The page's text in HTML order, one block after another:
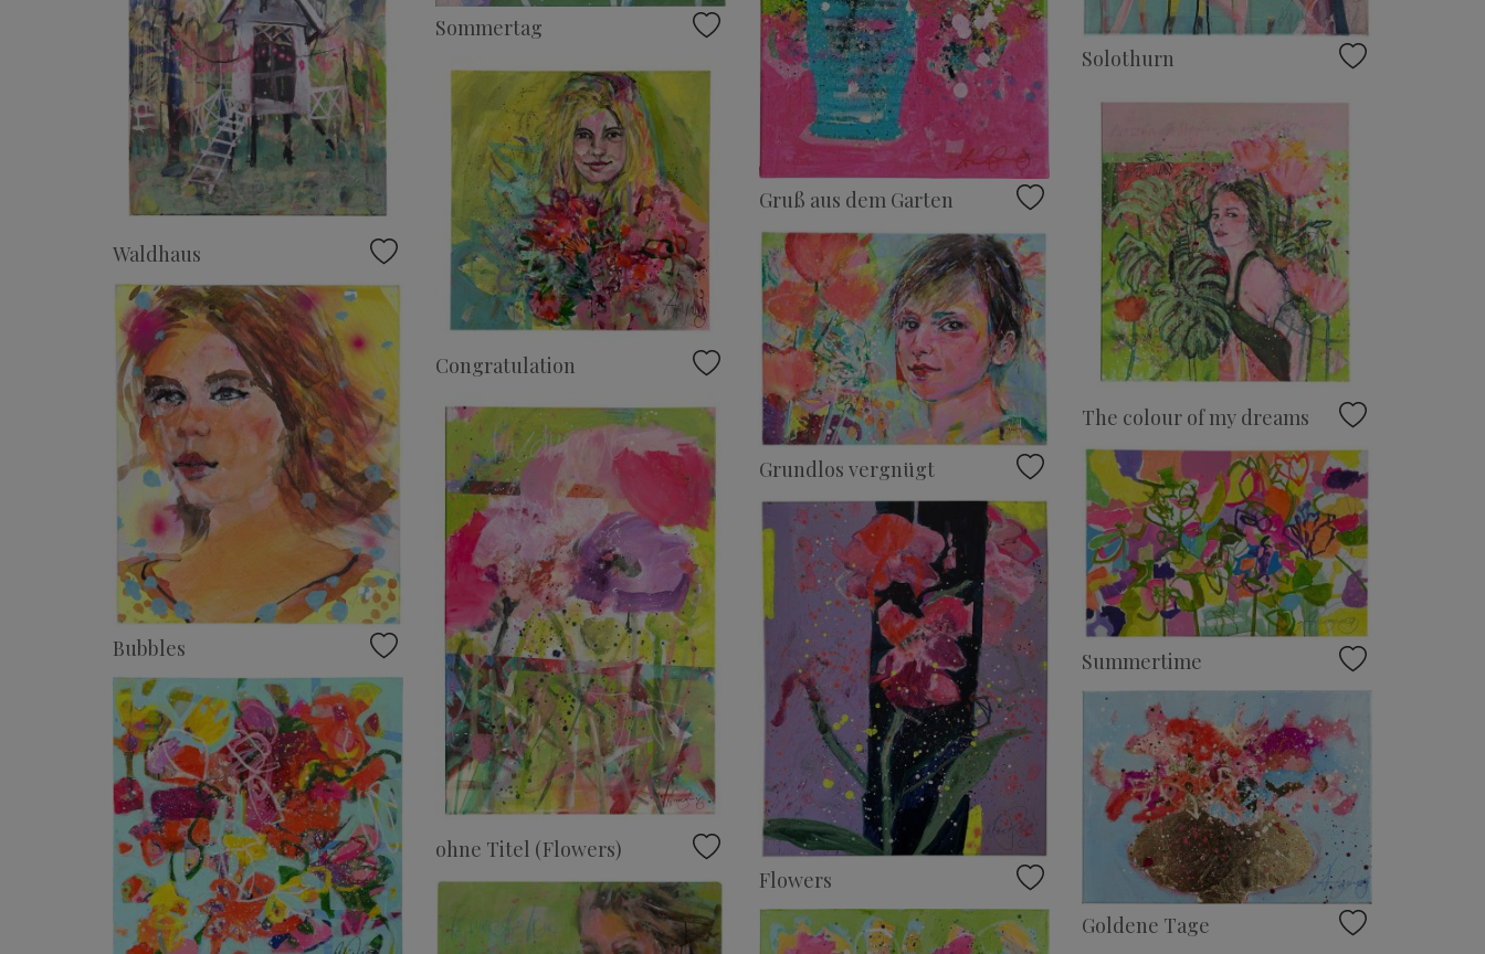
Solothurn
Sommertag
Gruß aus dem Garten
Waldhaus
Congratulation
The colour of my dreams
Grundlos vergnügt
Bubbles
ohne Titel (Flowers)
Summertime
Flowers
Goldene Tage